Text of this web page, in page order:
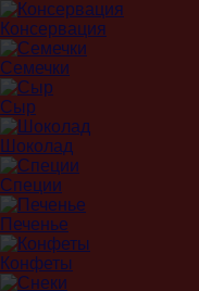
Консервация
Семечки
Сыр
Шоколад
Специи
Печенье
Конфеты